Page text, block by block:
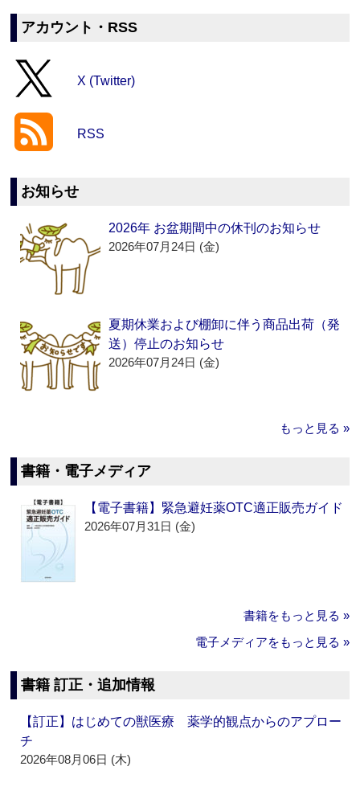
アカウント・RSS
X (Twitter)
RSS
お知らせ
2026年 お盆期間中の休刊のお知らせ
2026年07月24日 (金)
夏期休業および棚卸に伴う商品出荷（発
送）停止のお知らせ
2026年07月24日 (金)
もっと見る »
書籍・電子メディア
【電子書籍】緊急避妊薬OTC適正販売ガイド
2026年07月31日 (金)
書籍をもっと見る »
電子メディアをもっと見る »
書籍 訂正・追加情報
【訂正】はじめての獣医療 薬学的観点からのアプロー
チ
2026年08月06日 (木)